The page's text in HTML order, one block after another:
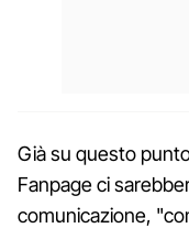
Già su questo
Fanpage ci
comunicazione,